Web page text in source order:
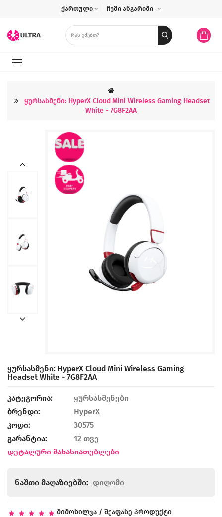
ქართული ჩემი ანგარიში
Ყურსასმენი: HyperX Cloud Mini Wireless Gaming Headset
White - 7G8F2AA
Ყურსასმენი: HyperX Cloud Mini Wireless Gaming
Headset White - 7G8F2AA
კატეგორია:
ყურსასმენები
ბრენდი:
HyperX
კოდი:
30575
გარანტია:
12 თვე
დეტალური მახასიათებლები
ნაშთი მაღაზიებში: დიღომი
მიმოხილვა / შეაფასე პროდუქტი